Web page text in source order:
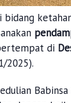
di
2025).